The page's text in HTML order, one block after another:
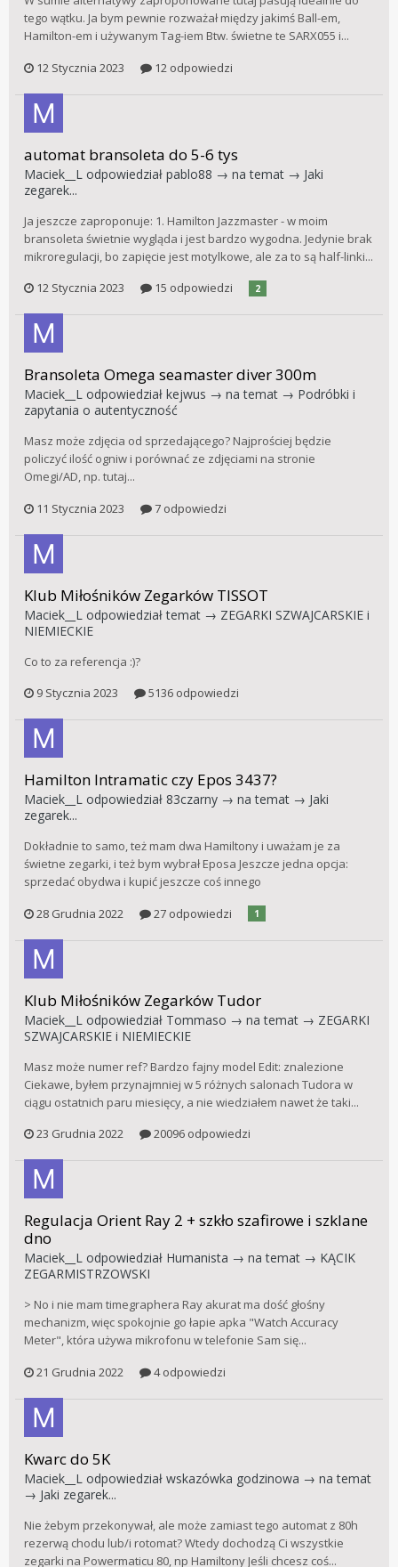
tego wątku. Ja bym pewnie rozważał między jakimś Ball-em,
Hamilton-em i używanym Tag-iem Btw. świetne te SARX055 i...
12 Stycznia 2023
12 odpowiedzi
automat bransoleta do 5-6 tys
Maciek__L odpowiedział pablo88 → na temat → Jaki
zegarek...
Ja jeszcze zaproponuje: 1. Hamilton Jazzmaster - w moim
bransoleta świetnie wygląda i jest bardzo wygodna. Jedynie brak
mikroregulacji, bo zapięcie jest motylkowe, ale za to są half-linki...
12 Stycznia 2023
15 odpowiedzi 2
Bransoleta Omega seamaster diver 300m
Maciek__L odpowiedział kejwus → na temat → Podróbki i
zapytania o autentyczność
Masz może zdjęcia od sprzedającego? Najprościej będzie
policzyć ilość ogniw i porównać ze zdjęciami na stronie
Omegi/AD, np. tutaj...
11 Stycznia 2023
7 odpowiedzi
Klub Miłośników Zegarków TISSOT
Maciek__L odpowiedział temat → ZEGARKI SZWAJCARSKIE i
NIEMIECKIE
Co to za referencja :)?
9 Stycznia 2023
5136 odpowiedzi
Hamilton Intramatic czy Epos 3437?
Maciek__L odpowiedział 83czarny → na temat → Jaki
zegarek...
Dokładnie to samo, też mam dwa Hamiltony i uważam je za
świetne zegarki, i też bym wybrał Eposa Jeszcze jedna opcja:
sprzedać obydwa i kupić jeszcze coś innego
28 Grudnia 2022
27 odpowiedzi 1
Klub Miłośników Zegarków Tudor
Maciek__L odpowiedział Tommaso → na temat → ZEGARKI
SZWAJCARSKIE i NIEMIECKIE
Masz może numer ref? Bardzo fajny model Edit: znalezione
Ciekawe, byłem przynajmniej w 5 różnych salonach Tudora w
ciągu ostatnich paru miesięcy, a nie wiedziałem nawet że taki...
23 Grudnia 2022
20096 odpowiedzi
Regulacja Orient Ray 2 + szkło szafirowe i szklane
dno
Maciek__L odpowiedział Humanista → na temat → KĄCIK
ZEGARMISTRZOWSKI
> No i nie mam timegraphera Ray akurat ma dość głośny
mechanizm, więc spokojnie go łapie apka "Watch Accuracy
Meter", która używa mikrofonu w telefonie Sam się...
21 Grudnia 2022
4 odpowiedzi
Kwarc do 5K
Maciek__L odpowiedział wskazówka godzinowa → na temat
→ Jaki zegarek...
Nie żebym przekonywał, ale może zamiast tego automat z 80h
rezerwą chodu lub/i rotomat? Wtedy dochodzą Ci wszystkie
zegarki na Powermaticu 80, np Hamiltony Jeśli chcesz coś...